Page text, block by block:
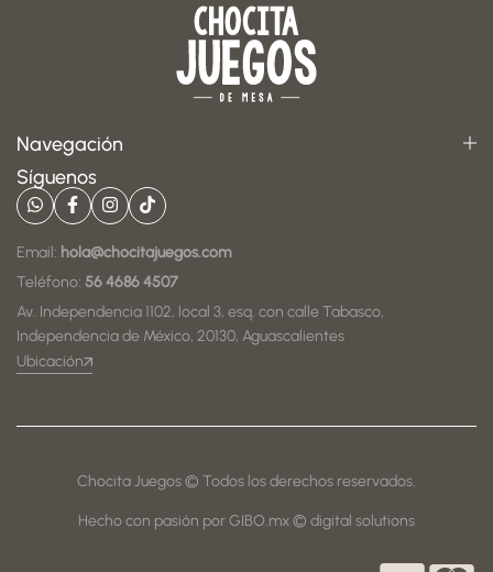
Navegación
Síguenos
Email: hola@chocitajuegos.com
Teléfono: 56 4686 4507
Av. Independencia 1102, local 3, esq. con calle Tabasco,
Independencia de México, 20130, Aguascalientes
Ubicación
Chocita Juegos © Todos los derechos reservados.
Hecho con pasión por GIBO.mx © digital solutions